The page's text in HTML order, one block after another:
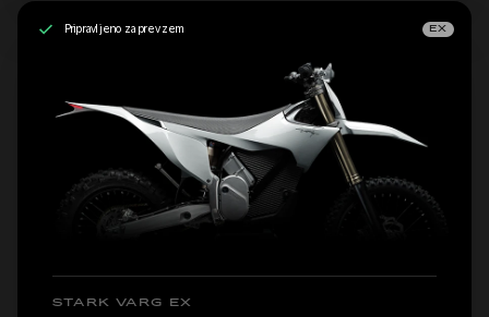
Pripravljeno za prevzem EX
STARK VARG EX